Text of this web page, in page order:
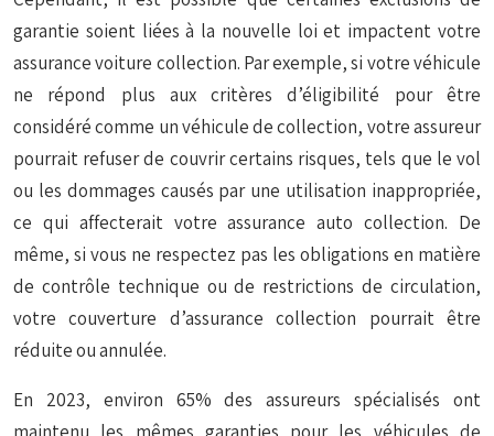
garantie soient liées à la nouvelle loi et impactent votre
assurance voiture collection. Par exemple, si votre véhicule
ne répond plus aux critères d’éligibilité pour être
considéré comme un véhicule de collection, votre assureur
pourrait refuser de couvrir certains risques, tels que le vol
ou les dommages causés par une utilisation inappropriée,
ce qui affecterait votre assurance auto collection. De
même, si vous ne respectez pas les obligations en matière
de contrôle technique ou de restrictions de circulation,
votre couverture d’assurance collection pourrait être
réduite ou annulée.
En 2023, environ 65% des assureurs spécialisés ont